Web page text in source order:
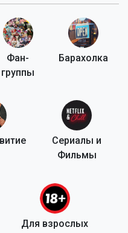
Фан-
группы
Барахолка
Сериалы и
Фильмы
Для взрослых